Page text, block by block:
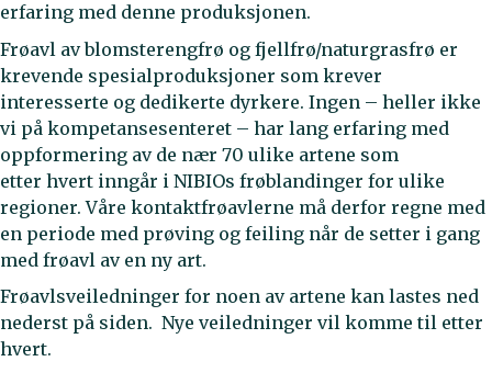
erfaring med denne produksjonen.
Frøavl av blomsterengfrø og fjellfrø/naturgrasfrø er
krevende spesialproduksjoner som krever
interesserte og dedikerte dyrkere. Ingen – heller ikke
vi på kompetansesenteret – har lang erfaring med
oppformering av de nær 70 ulike artene som
etter hvert inngår i NIBIOs frøblandinger for ulike
regioner. Våre kontaktfrøavlerne må derfor regne med
en periode med prøving og feiling når de setter i gang
med frøavl av en ny art.
Frøavlsveiledninger for noen av artene kan lastes ned
nederst på siden. Nye veiledninger vil komme til etter
hvert.